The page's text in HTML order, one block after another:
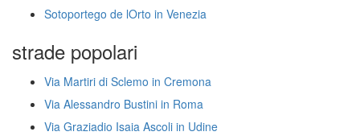
Sotoportego de lOrto in Venezia
strade popolari
Via Martiri di Sclemo in Cremona
Via Alessandro Bustini in Roma
Via Graziadio Isaia Ascoli in Udine